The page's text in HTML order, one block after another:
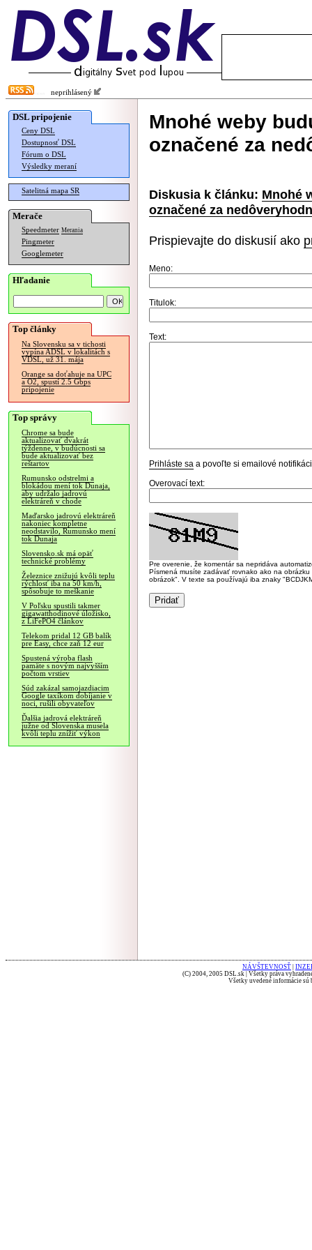
neprihlásený
DSL pripojenie
Ceny DSL
Dostupnosť DSL
Fórum o DSL
Výsledky meraní
Satelitná mapa SR
Merače
Speedmeter Merania
Pingmeter
Googlemeter
Hľadanie
Top články
Na Slovensku sa v tichosti
vypína ADSL v lokalitách s
VDSL, už 31. mája
Orange sa doťahuje na UPC
a O2, spustí 2.5 Gbps
pripojenie
Top správy
Chrome sa bude
aktualizovať dvakrát
týždenne, v budúcnosti sa
bude aktualizovať bez
reštartov
Rumunsko odstrelmi a
blokádou mení tok Dunaja,
aby udržalo jadrovú
elektráreň v chode
Maďarsko jadrovú elektráreň
nakoniec kompletne
neodstavilo, Rumunsko mení
tok Dunaja
Slovensko.sk má opäť
technické problémy
Železnice znižujú kvôli teplu
rýchlosť iba na 50 km/h,
spôsobuje to meškanie
V Poľsku spustili takmer
gigawatthodinové úložisko,
z LiFePO4 článkov
Telekom pridal 12 GB balík
pre Easy, chce zaň 12 eur
Spustená výroba flash
pamäte s novým najvyšším
počtom vrstiev
Súd zakázal samojazdiacim
Google taxíkom dobíjanie v
noci, rušili obyvateľov
Ďalšia jadrová elektráreň
južne od Slovenska musela
kvôli teplu znížiť výkon
Mnohé weby
označené za
Diskusia k článku: Mnohé
označené za
Prispievajte do diskusií ako
Meno:
Titulok:
Text:
Prihláste sa a povoľte si emailové
Overovací text:
Pre overenie, že komentár sa nepridáva
Písmená musíte zadávať rovnako ako na
obrázok". V texte sa používajú iba znaky
NÁVŠTEVNOSŤ
(C) 2004, 2005 DSL.sk | Všetky práva
Všetky uvedené informácie sú